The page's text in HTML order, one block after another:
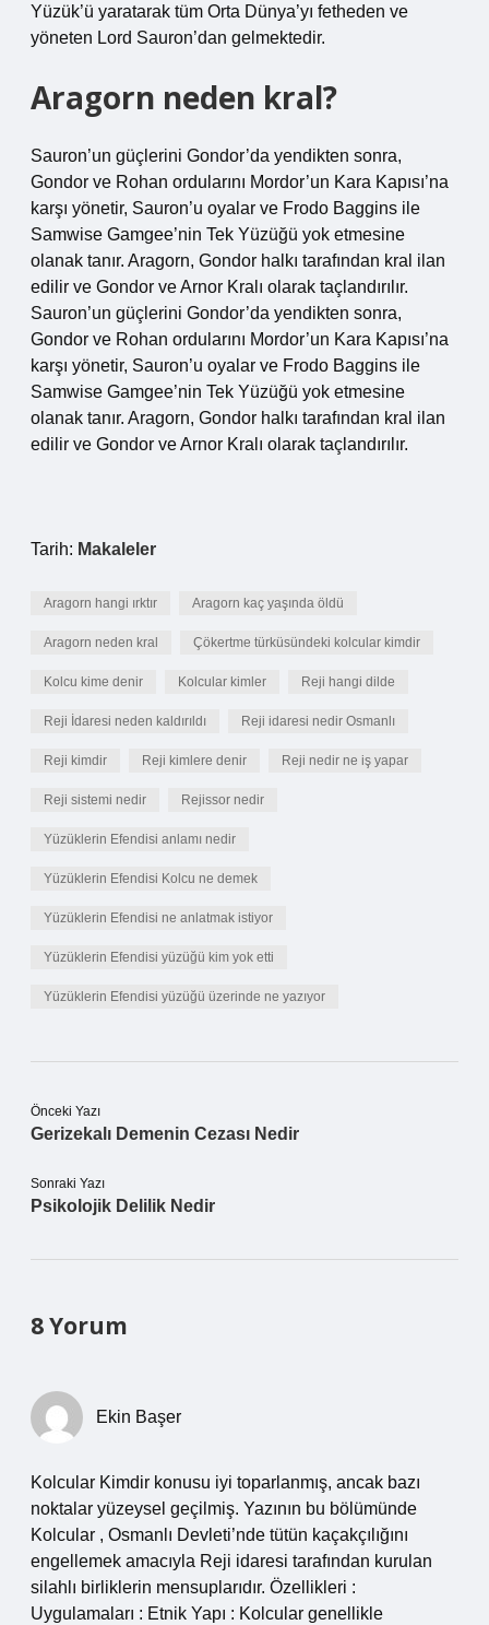
Yüzük’ü yaratarak tüm Orta Dünya’yı fetheden ve
yöneten Lord Sauron’dan gelmektedir.
Aragorn neden kral?
Sauron’un güçlerini Gondor’da yendikten sonra,
Gondor ve Rohan ordularını Mordor’un Kara Kapısı’na
karşı yönetir, Sauron’u oyalar ve Frodo Baggins ile
Samwise Gamgee’nin Tek Yüzüğü yok etmesine
olanak tanır. Aragorn, Gondor halkı tarafından kral ilan
edilir ve Gondor ve Arnor Kralı olarak taçlandırılır.
Sauron’un güçlerini Gondor’da yendikten sonra,
Gondor ve Rohan ordularını Mordor’un Kara Kapısı’na
karşı yönetir, Sauron’u oyalar ve Frodo Baggins ile
Samwise Gamgee’nin Tek Yüzüğü yok etmesine
olanak tanır. Aragorn, Gondor halkı tarafından kral ilan
edilir ve Gondor ve Arnor Kralı olarak taçlandırılır.
Tarih: Makaleler
Aragorn hangi ırktır Aragorn kaç yaşında öldü
Aragorn neden kral Çökertme türküsündeki kolcular kimdir
Kolcu kime denir Kolcular kimler Reji hangi dilde
Reji İdaresi neden kaldırıldı Reji idaresi nedir Osmanlı
Reji kimdir Reji kimlere denir Reji nedir ne iş yapar
Reji sistemi nedir Rejissor nedir
Yüzüklerin Efendisi anlamı nedir
Yüzüklerin Efendisi Kolcu ne demek
Yüzüklerin Efendisi ne anlatmak istiyor
Yüzüklerin Efendisi yüzüğü kim yok etti
Yüzüklerin Efendisi yüzüğü üzerinde ne yazıyor
Önceki Yazı
Gerizekalı Demenin Cezası Nedir
Sonraki Yazı
Psikolojik Delilik Nedir
8 Yorum
Ekin Başer
Kolcular Kimdir konusu iyi toparlanmış, ancak bazı
noktalar yüzeysel geçilmiş. Yazının bu bölümünde
Kolcular , Osmanlı Devleti’nde tütün kaçakçılığını
engellemek amacıyla Reji idaresi tarafından kurulan
silahlı birliklerin mensuplarıdır. Özellikleri :
Uygulamaları : Etnik Yapı : Kolcular genellikle